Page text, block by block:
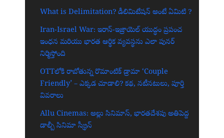
What is Delimitation? డీలిమిటేషన్ అంటే ఏమిటి ?
Iran-Israel War: ఇరాన్-ఇజ్రాయెల్ యుద్ధం ప్రపంచ
ఇంధన మరియు భారత ఆర్థిక వ్యవస్థను ఎలా పునర్
నిర్మిస్తోంది
OTTలోకి రాబోతున్న రొమాంటిక్ డ్రామా ‘Couple
Friendly’ – ఎక్కడ చూడాలి? కథ, నటీనటులు, పూర్తి
వివరాలు
Allu Cinemas: అల్లు సినిమాస్, భారతదేశపు అతిపెద్ద
డాల్బీ సినిమా స్క్రీన్‌